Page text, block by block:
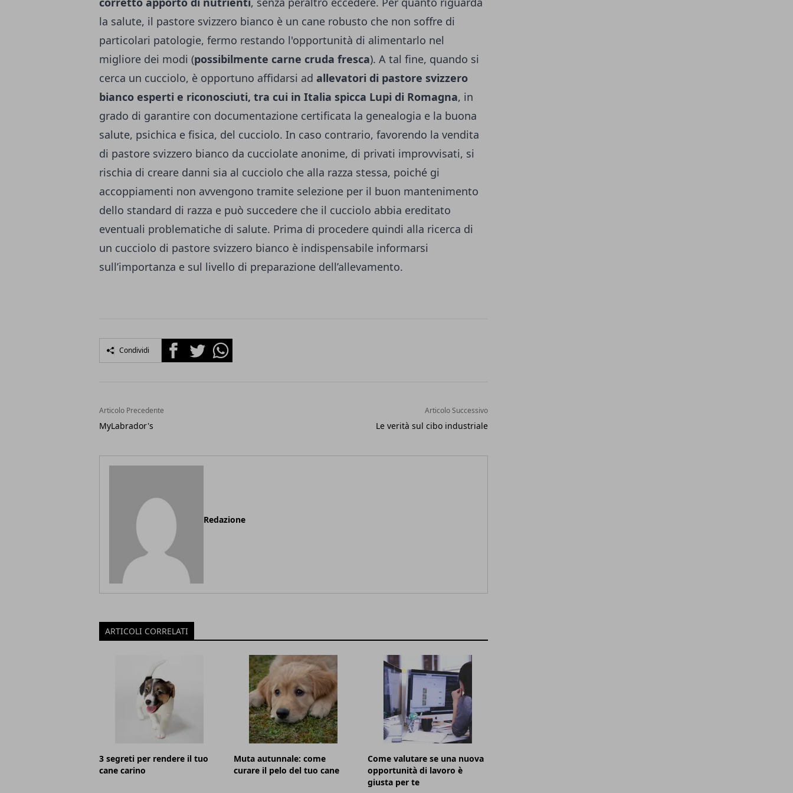
la salute, il pastore svizzero bianco è un cane robusto che non soffre di
particolari patologie, fermo restando l'opportunità di alimentarlo nel
migliore dei modi (possibilmente carne cruda fresca). A tal fine, quando si
cerca un cucciolo, è opportuno affidarsi ad allevatori di pastore svizzero
bianco esperti e riconosciuti, tra cui in Italia spicca Lupi di Romagna, in
grado di garantire con documentazione certificata la genealogia e la buona
salute, psichica e fisica, del cucciolo. In caso contrario, favorendo la vendita
di pastore svizzero bianco da cucciolate anonime, di privati improvvisati, si
rischia di creare danni sia al cucciolo che alla razza stessa, poiché gi
accoppiamenti non avvengono tramite selezione per il buon mantenimento
dello standard di razza e può succedere che il cucciolo abbia ereditato
eventuali problematiche di salute. Prima di procedere quindi alla ricerca di
un cucciolo di pastore svizzero bianco è indispensabile informarsi
sull’importanza e sul livello di preparazione dell’allevamento.
Condividi FacebookTwitterWhatsapp
Articolo Precedente
MyLabrador's
Articolo Successivo
Le verità sul cibo industriale
Redazione
ARTICOLI CORRELATI
3 segreti per rendere il tuo
cane carino
Muta autunnale: come
curare il pelo del tuo cane
Come valutare se una nuova
opportunità di lavoro è
giusta per te